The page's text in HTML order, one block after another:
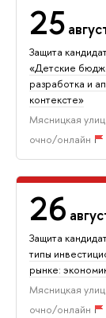
25
Защита
«Детские
разработка и
контексте»
Мясницкая
очно/онлайн
26
Защита
типы
рынке:
Мясницкая
очно/онлайн